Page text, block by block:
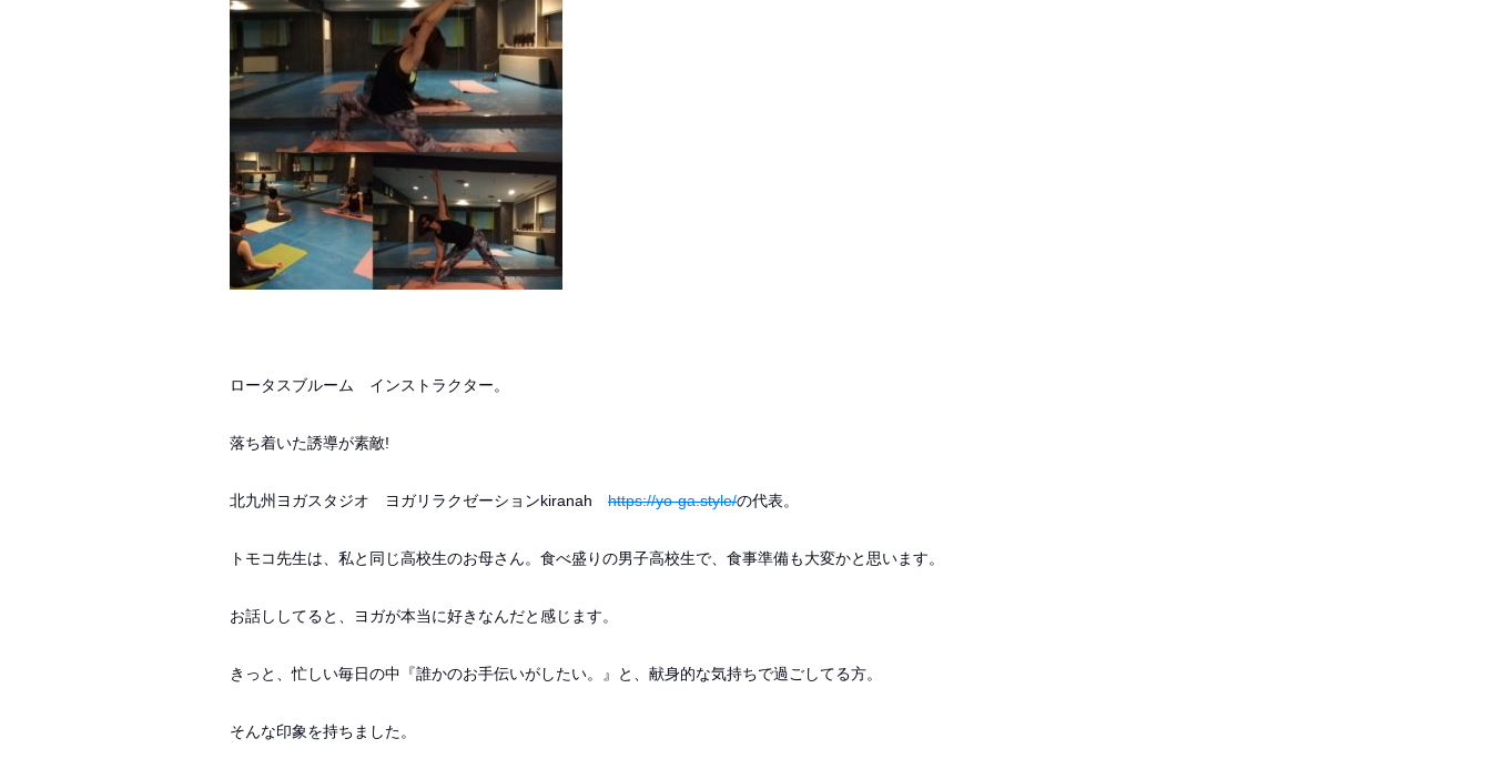
ロータスブルーム インストラクター。
落ち着いた誘導が素敵!
北九州ヨガスタジオ ヨガリラクゼーションkiranah https://yo-ga.style/の代表。
トモコ先生は、私と同じ高校生のお母さん。 食べ盛りの男子高校生で、食事準備も大変かと思います。
お話ししてると、ヨガが本当に好きなんだと感じます。
きっと、忙しい毎日の中『誰かのお手伝いがしたい。』と、 献身的な気持ちで過ごしてる方。
そんな印象を持ちました。